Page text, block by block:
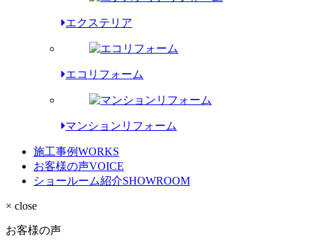
エクステリア
エコリフォーム
マンションリフォーム
施工事例WORKS
お客様の声VOICE
ショールーム紹介SHOWROOM
× close
お客様の声